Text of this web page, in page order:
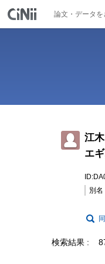
論文・データを
江
エ
別名
検索結果